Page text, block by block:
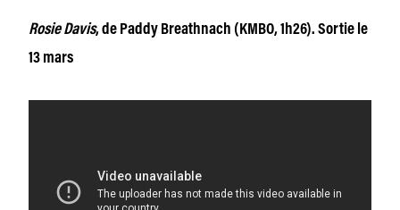
Rosie Davis, de Paddy Breathnach (KMBO, 1h26). Sortie le
13 mars